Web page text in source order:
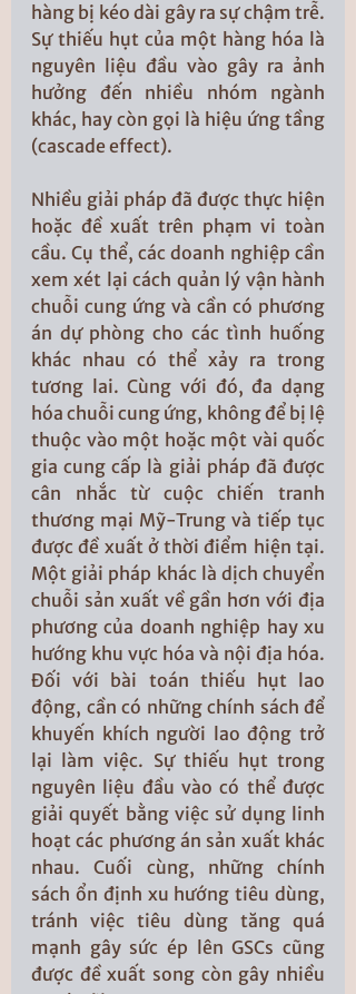
hàng bị kéo dài gây ra sự chậm trễ.
Sự thiếu hụt của một hàng hóa là
nguyên liệu đầu vào gây ra ảnh
hưởng đến nhiều nhóm ngành
khác, hay còn gọi là hiệu ứng tầng
(cascade effect).
Nhiều giải pháp đã được thực hiện
hoặc đề xuất trên phạm vi toàn
cầu. Cụ thể, các doanh nghiệp cần
xem xét lại cách quản lý vận hành
chuỗi cung ứng và cần có phương
án dự phòng cho các tình huống
khác nhau có thể xảy ra trong
tương lai. Cùng với đó, đa dạng
hóa chuỗi cung ứng, không để bị lệ
thuộc vào một hoặc một vài quốc
gia cung cấp là giải pháp đã được
cân nhắc từ cuộc chiến tranh
thương mại Mỹ-Trung và tiếp tục
được đề xuất ở thời điểm hiện tại.
Một giải pháp khác là dịch chuyển
chuỗi sản xuất về gần hơn với địa
phương của doanh nghiệp hay xu
hướng khu vực hóa và nội địa hóa.
Đối với bài toán thiếu hụt lao
động, cần có những chính sách để
khuyến khích người lao động trở
lại làm việc. Sự thiếu hụt trong
nguyên liệu đầu vào có thể được
giải quyết bằng việc sử dụng linh
hoạt các phương án sản xuất khác
nhau. Cuối cùng, những chính
sách ổn định xu hướng tiêu dùng,
tránh việc tiêu dùng tăng quá
mạnh gây sức ép lên GSCs cũng
được đề xuất song còn gây nhiều